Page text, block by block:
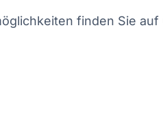
finden Sie